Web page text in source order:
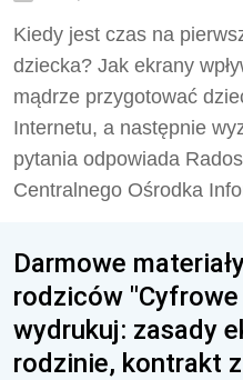
Kiedy jest czas na
dziecka? Jak ekrany
mądrze przygotować
Internetu, a następnie
pytania odpowiada
Centralnego Ośrodka
Darmowe
rodziców
wydrukuj: zasady
rodzinie, kontrakt